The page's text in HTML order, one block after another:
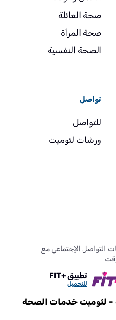
صحة العائلة
صحة المرأة
الصحة النفسية
تواصل
للتواصل
ورشات لئوميت
التواصل الإجتماعي مع
تطبيق +FIT
للتحميل
لئوميت خدمات الصحة